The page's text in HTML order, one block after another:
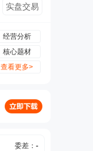
实盘交易
经营分析
核心题材
查看更多>
委差： -